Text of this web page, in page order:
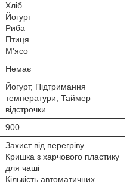
Хліб
Йогурт
Риба
Птиця
М'ясо
Немає
Йогурт, Підтримання
температури, Таймер
відстрочки
900
Захист від перегріву
Кришка з харчового пластику
для чаші
Кількість автоматичних